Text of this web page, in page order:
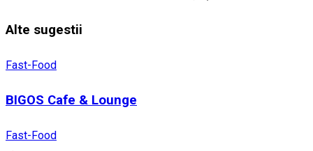
Alte sugestii
Fast-Food
BIGOS Cafe & Lounge
Fast-Food